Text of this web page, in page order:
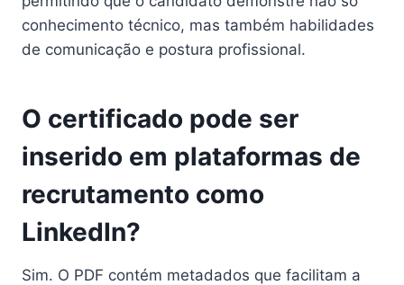
conhecimento técnico, mas também habilidades
de comunicação e postura profissional.
O certificado pode ser
inserido em plataformas de
recrutamento como
LinkedIn?
Sim. O PDF contém metadados que facilitam a